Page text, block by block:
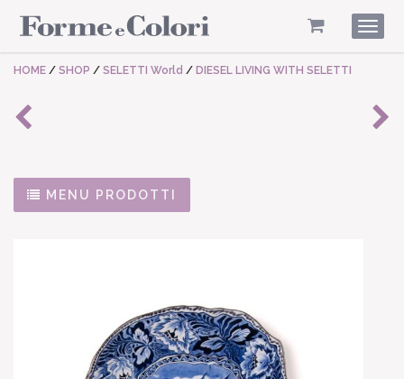
HOME / SHOP / SELETTI World / DIESEL LIVING WITH SELETTI
MENU PRODOTTI